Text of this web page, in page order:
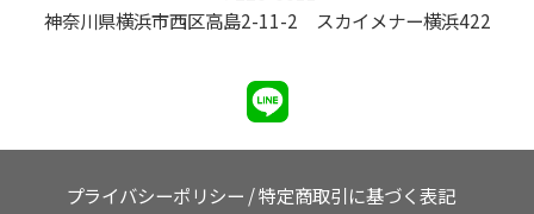
神奈川県横浜市西区高島2-11-2 スカイメナー横浜422
プライバシーポリシー /特定商取引に基づく表記